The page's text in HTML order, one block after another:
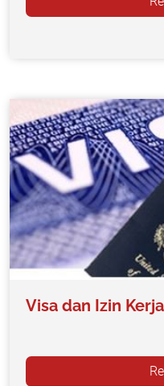
Visa dan Izin